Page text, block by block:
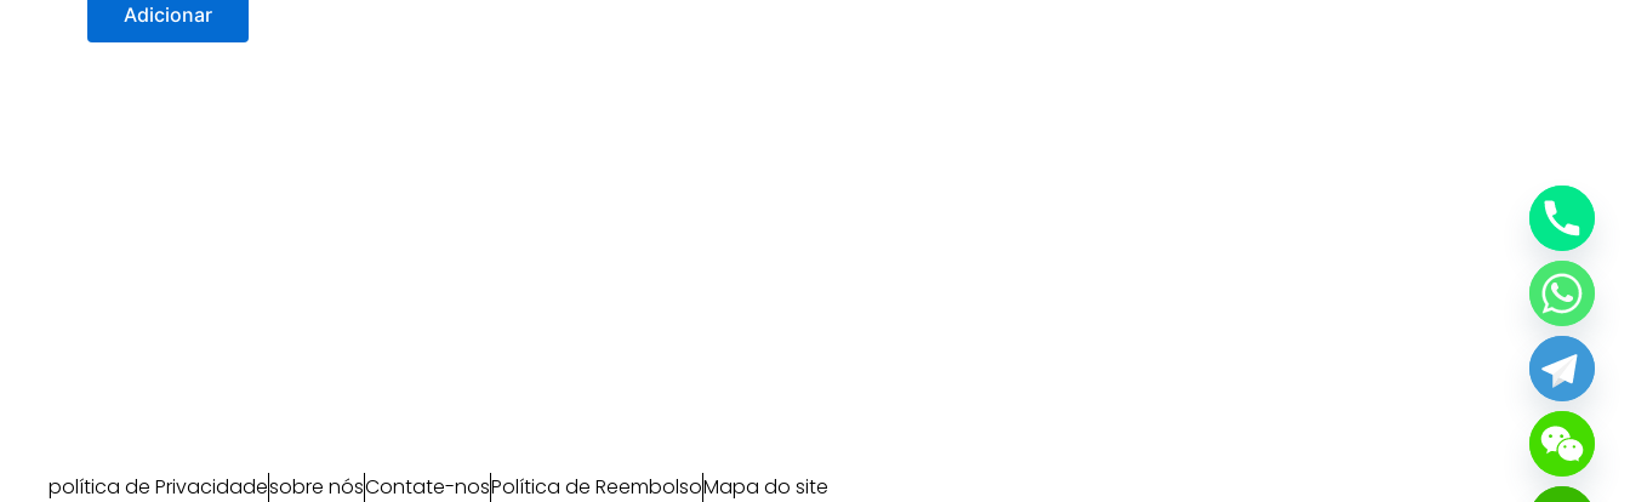
Adicionar
política de Privacidadesobre nósContate-nosPolítica de ReembolsoMapa do site